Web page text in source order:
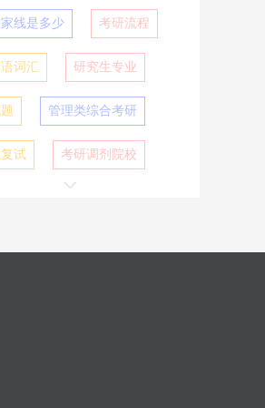
线是多少 考研流程
词汇 研究生专业
管理类综合考研
试 考研调剂院校